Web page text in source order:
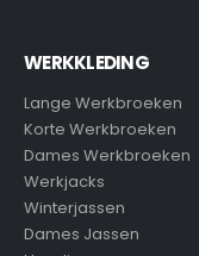
WERKKLEDING
Lange Werkbroeken
Korte Werkbroeken
Dames Werkbroeken
Werkjacks
Winterjassen
Dames Jassen